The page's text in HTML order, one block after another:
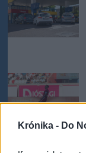
Krónika - Do